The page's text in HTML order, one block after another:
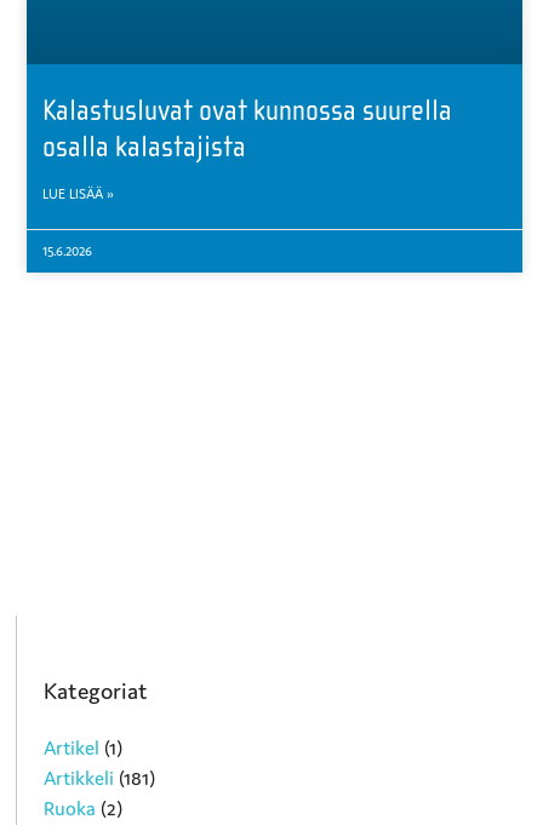
Kalastusluvat ovat kunnossa suurella
osalla kalastajista
LUE LISÄÄ »
15.6.2026
Kategoriat
Artikel (1)
Artikkeli (181)
Ruoka (2)